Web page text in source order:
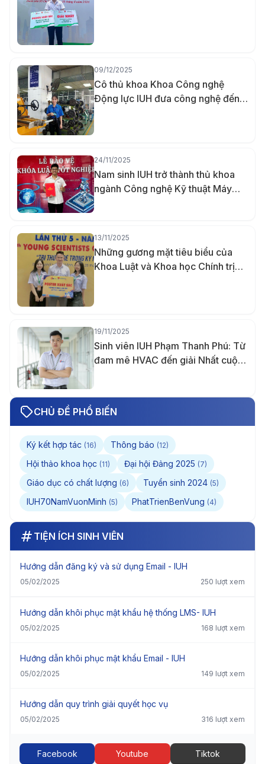
09/12/2025
Cô thủ khoa Khoa Công nghệ
Động lực IUH đưa công nghệ đến
gần hơn với người khuyết tật bằng
24/11/2025
Nam sinh IUH trở thành thủ khoa
ngành Công nghệ Kỹ thuật Máy
tính nhờ khả năng ghi nhớ vượt trội
13/11/2025
Những gương mặt tiêu biểu của
Khoa Luật và Khoa học Chính trị
19/11/2025
Sinh viên IUH Phạm Thanh Phú: Từ
đam mê HVAC đến giải Nhất cuộc
tấm bằng Giỏi trước hạn
CHỦ ĐỀ PHỔ BIẾN
Ký kết hợp tác (16) Thông báo (12)
Hội thảo khoa học (11) Đại hội Đảng 2025 (7)
Giáo dục có chất lượng (6) Tuyển sinh 2024 (5)
IUH70NamVuonMinh (5) PhatTrienBenVung (4)
TIỆN ÍCH SINH VIÊN
Hướng dẫn đăng ký và sử dụng Email - IUH
05/02/2025 250 lượt xem
Hướng dẫn khôi phục mật khẩu hệ thống LMS- IUH
05/02/2025 168 lượt xem
Hướng dẫn khôi phục mật khẩu Email - IUH
05/02/2025 149 lượt xem
Hướng dẫn quy trình giải quyết học vụ
05/02/2025 316 lượt xem
Facebook Youtube Tiktok